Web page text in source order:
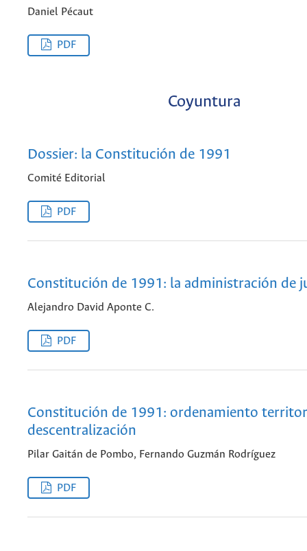
Daniel Pécaut
PDF
Coyuntura
Dossier: la Constitución de 1991
Comité Editorial
PDF
Constitución de 1991: la administración de
Alejandro David Aponte C.
PDF
Constitución de 1991: ordenamiento
descentralización
Pilar Gaitán de Pombo, Fernando Guzmán Rodríguez
PDF